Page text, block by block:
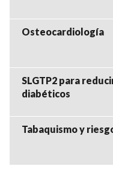
Osteocardiología
SLGTP2 para
diabéticos
Tabaquismo y